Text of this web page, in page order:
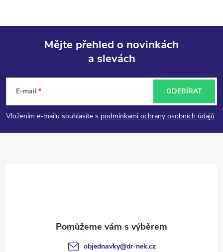
p
Mějte přehled o novinkách
a slevách
E-mail
Vložením e-mailu souhlasíte s podmínkami ochrany osobních údajů
ODEBÍRAT
objednavky@dr-nek.cz